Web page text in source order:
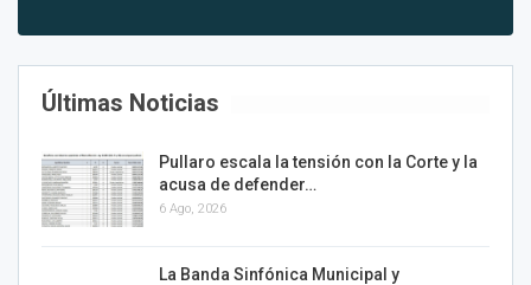
Últimas Noticias
Pullaro escala la tensión con la Corte y la
acusa de defender…
6 Ago, 2026
La Banda Sinfónica Municipal y